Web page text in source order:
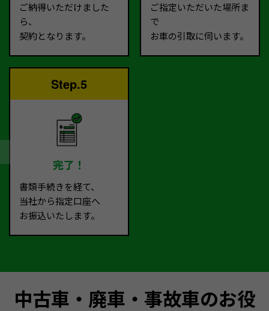
ご納得いただけました
ら、
契約となります。
ご指定いただいた場所ま
で
お車の引取に伺います。
Step.5
完了！
書類手続きを経て、
当社から指定口座へ
お振込いたします。
中古車・廃車・事故車のお役